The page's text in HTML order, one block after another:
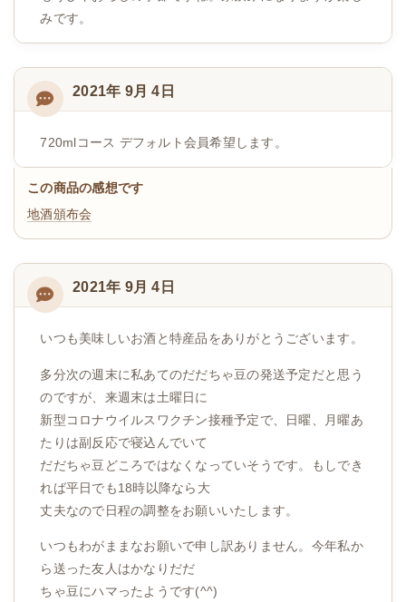
みです。
2021年 9月 4日
720mlコース デフォルト会員希望します。
この商品の感想です
地酒頒布会
2021年 9月 4日
いつも美味しいお酒と特産品をありがとうございます。
多分次の週末に私あてのだだちゃ豆の発送予定だと思う
のですが、来週末は土曜日に
新型コロナウイルスワクチン接種予定で、日曜、月曜あ
たりは副反応で寝込んでいて
だだちゃ豆どころではなくなっていそうです。もしでき
れば平日でも18時以降なら大
丈夫なので日程の調整をお願いいたします。
いつもわがままなお願いで申し訳ありません。今年私か
ら送った友人はかなりだだ
ちゃ豆にハマったようです(^^)